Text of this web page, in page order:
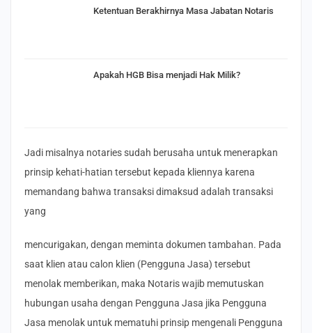
Ketentuan Berakhirnya Masa Jabatan Notaris
Apakah HGB Bisa menjadi Hak Milik?
Jadi misalnya notaries sudah berusaha untuk menerapkan
prinsip kehati-hatian tersebut kepada kliennya karena
memandang bahwa transaksi dimaksud adalah transaksi
yang
mencurigakan, dengan meminta dokumen tambahan. Pada
saat klien atau calon klien (Pengguna Jasa) tersebut
menolak memberikan, maka Notaris wajib memutuskan
hubungan usaha dengan Pengguna Jasa jika Pengguna
Jasa menolak untuk mematuhi prinsip mengenali Pengguna